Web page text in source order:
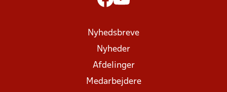
Nyhedsbreve
Nyheder
Afdelinger
Medarbejdere